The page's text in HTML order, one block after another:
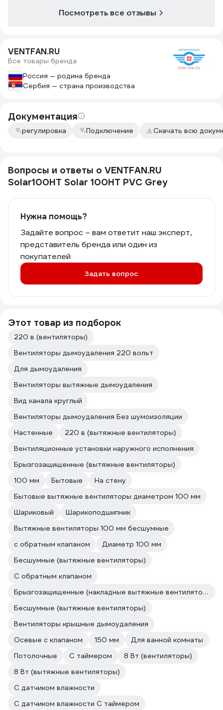
Посмотреть все отзывы
VENTFAN.RU
Все товары бренда
Россия — родина бренда
Сербия — страна производства
Документация
регулировка Подключение Скачать всю
Вопросы и ответы о VENTFAN.RU
Solar100HT Solar 100HT PVC Grey
Нужна помощь?
Задайте вопрос – вам ответит наш эксперт,
представитель бренда или один из
покупателей
Задать вопрос
Этот товар из подборок
220 в (вентиляторы)
Вентиляторы дымоудаления 220 вольт
Для дымоудаления
Вентиляторы вытяжные дымоудаления
Вид канала круглый
Вентиляторы дымоудаления Без шумоизоляции
Настенные
220 в (вытяжные вентиляторы)
Вентиляционные установки наружного исполнения
Брызгозащищенные (вытяжные вентиляторы)
100 мм
Бытовые
На стену
Бытовые вытяжные вентиляторы диаметром 100 мм
Шариковый
Шарикоподшипник
Вытяжные вентиляторы 100 мм бесшумные
с обратным клапаном
Диаметр 100 мм
Бесшумные (вытяжные вентиляторы)
С обратным клапаном
Брызгозащищенные (накладные вытяжные вентиляторы)
Бесшумные (вытяжные вентиляторы)
Вентиляторы крышные дымоудаления
Осевые с клапаном
150 мм
Для ванной комнаты
Потолочные
С таймером
8 Вт (вентиляторы)
8 Вт (вытяжные вентиляторы)
С датчиком влажности
С датчиком влажности С таймером